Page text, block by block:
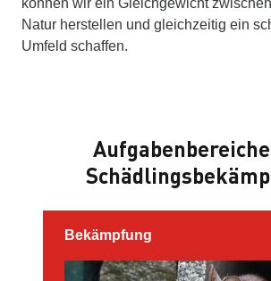
können wir ein Gleichgewicht
Natur herstellen und gleichzeitig ein
Umfeld schaffen.
Bekämpfung